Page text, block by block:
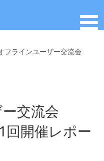
フラインユーザー交流会
交流会
開催レポー